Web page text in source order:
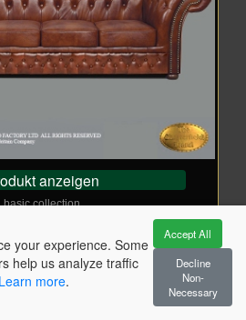
anzeigen
basic collection
Von €_ 3.344,00
€_3.344,00
Cloudy Brown Old
your experience. Some
help us analyze traffic
Learn more.
Accept All
Decline
Non-
Necessary